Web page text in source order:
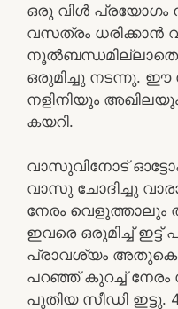
ഒരു വിള്‍ പ്രയോഗം
വസത്രം ധരിക്കാന്‍
നൂല്‍ബന്ധമില്ലാതെ
ഒരുമിച്ചു നടന്നു. ഈ
നളിനിയും
കയറി.
വാസുവിനോട്
വാസു ചോദിച്ചു
നേരം
ഇവരെ ഒരുമിച്ച് ഇട്ട്
പ്രാവശ്യം
പറഞ്ഞ് കുറച്ച്
പുതിയ സീഡി